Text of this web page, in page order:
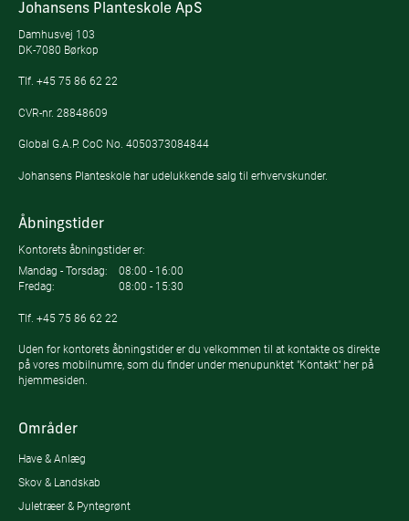
Johansens Planteskole ApS
Damhusvej 103
DK-7080 Børkop
Tlf. +45 75 86 62 22
CVR-nr. 28848609
Global G.A.P. CoC No. 4050373084844
Johansens Planteskole har udelukkende salg til erhvervskunder.
Åbningstider
Kontorets åbningstider er:
Mandag - Torsdag:
08:00 - 16:00
Fredag:
08:00 - 15:30
Tlf. +45 75 86 62 22
Uden for kontorets åbningstider er du velkommen til at kontakte os direkte
på vores mobilnumre, som du finder under menupunktet "Kontakt" her på
hjemmesiden.
Områder
Have & Anlæg
Skov & Landskab
Juletræer & Pyntegrønt